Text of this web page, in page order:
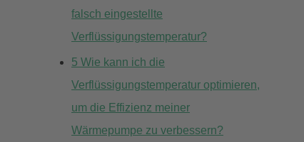
falsch eingestellte
Verflüssigungstemperatur?
5 Wie kann ich die
Verflüssigungstemperatur optimieren,
um die Effizienz meiner
Wärmepumpe zu verbessern?